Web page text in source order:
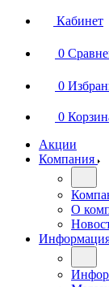
Кабинет
0
0
0
Акции
Компания
О